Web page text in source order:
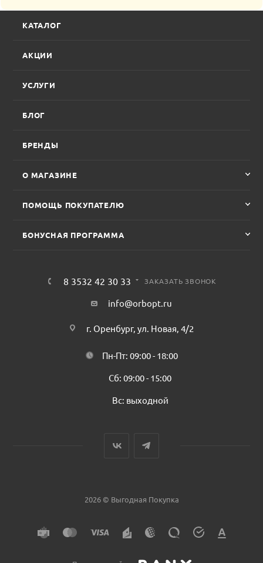
КАТАЛОГ
АКЦИИ
УСЛУГИ
БЛОГ
БРЕНДЫ
О МАГАЗИНЕ
ПОМОЩЬ ПОКУПАТЕЛЮ
БОНУСНАЯ ПРОГРАММА
8 3532 42 30 33 ЗАКАЗАТЬ ЗВОНОК
info@orbopt.ru
г. Оренбург, ул. Новая, 4/2
Пн-Пт: 09:00 - 18:00
Сб: 09:00 - 15:00
Вс: выходной
2026 © Выгодная Покупка